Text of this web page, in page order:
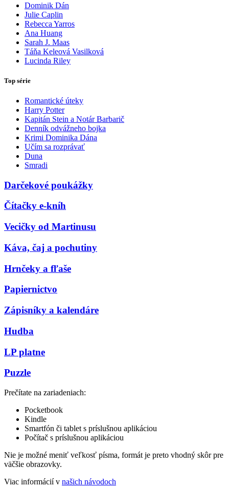
Dominik Dán
Julie Caplin
Rebecca Yarros
Ana Huang
Sarah J. Maas
Táňa Keleová Vasilková
Lucinda Riley
Top série
Romantické úteky
Harry Potter
Kapitán Stein a Notár Barbarič
Denník odvážneho bojka
Krimi Dominika Dána
Učím sa rozprávať
Duna
Smradi
Darčekové poukážky
Čítačky e-kníh
Vecičky od Martinusu
Káva, čaj a pochutiny
Hrnčeky a fľaše
Papiernictvo
Zápisníky a kalendáre
Hudba
LP platne
Puzzle
Prečítate na zariadeniach:
Pocketbook
Kindle
Smartfón či tablet s príslušnou aplikáciou
Počítač s príslušnou aplikáciou
Nie je možné meniť veľkosť písma, formát je preto vhodný skôr pre
väčšie obrazovky.
Viac informácií v našich návodoch